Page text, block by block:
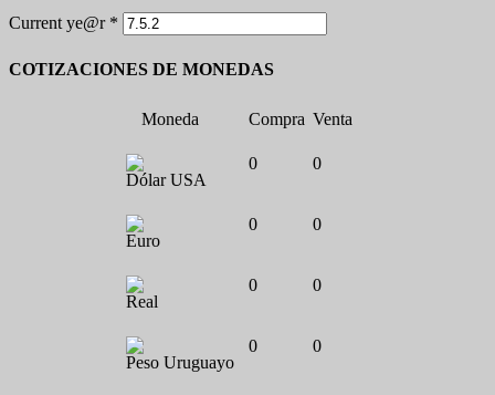
Current ye@r *
COTIZACIONES DE MONEDAS
Moneda Compra Venta
Dólar USA
0 0
Euro
0 0
Real
0 0
Peso Uruguayo
0 0